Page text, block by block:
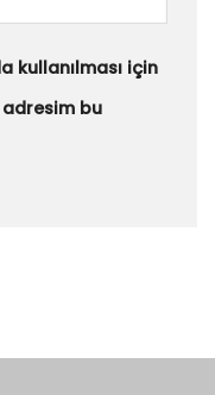
kullanılması için
bu